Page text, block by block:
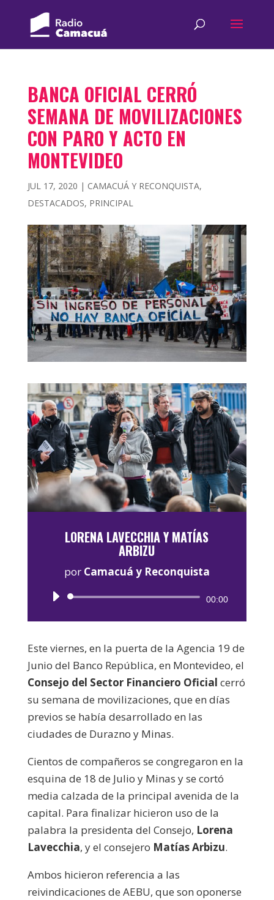
BANCA OFICIAL CERRÓ
SEMANA DE MOVILIZACIONES
CON PARO Y ACTO EN
MONTEVIDEO
JUL 17, 2020 | CAMACUÁ Y RECONQUISTA,
DESTACADOS, PRINCIPAL
LORENA LAVECCHIA Y MATÍAS
ARBIZU
por Camacuá y Reconquista
Reproductor
00:00
Este viernes, en la puerta de la Agencia 19 de
Junio del Banco República, en Montevideo, el
Consejo del Sector Financiero Oficial cerró
su semana de movilizaciones, que en días
previos se había desarrollado en las
ciudades de Durazno y Minas.
Cientos de compañeros se congregaron en la
esquina de 18 de Julio y Minas y se cortó
media calzada de la principal avenida de la
capital. Para finalizar hicieron uso de la
palabra la presidenta del Consejo, Lorena
Lavecchia, y el consejero Matías Arbizu.
Ambos hicieron referencia a las
reivindicaciones de AEBU, que son oponerse